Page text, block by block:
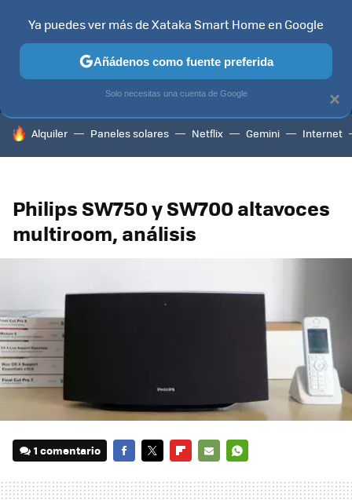
MENÚ NUEVO
CONTENIDOS SMART TV
HOY SE HABLA DE
Alquiler Paneles solares Netflix Gemini Internet
Philips SW750 y SW700 altavoces
multiroom, análisis
1 comentario
MAIL
×
Ya puedes ver más de Xataka Smart Home en Google
Añádenos como fuente preferida
Solo necesitas una cuenta de Google